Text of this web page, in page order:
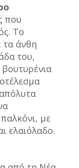
που
Το
άνθη
του,
βουτυρένια
με
ελαιόλαδο.